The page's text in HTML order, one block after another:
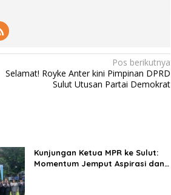
Pos berikutnya
Selamat! Royke Anter kini Pimpinan DPRD
Sulut Utusan Partai Demokrat
Kunjungan Ketua MPR ke Sulut:
Momentum Jemput Aspirasi dan